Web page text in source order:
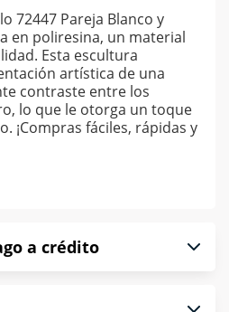
72447 Pareja Blanco y
en poliresina, un material
Esta escultura
artística de una
contraste entre los
lo que le otorga un toque
¡Compras fáciles, rápidas y
a crédito